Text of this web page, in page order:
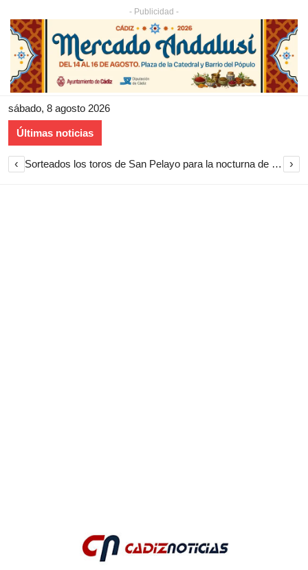
- Publicidad -
sábado, 8 agosto 2026
Últimas noticias
‹ Sorteados los toros de San Pelayo para la nocturna de rejones en El Puerto de Santa María ›